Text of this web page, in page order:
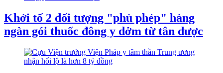
Khởi tố 2 đối tượng "phù phép" hàng
ngàn gói thuốc đông y dởm từ tân dược